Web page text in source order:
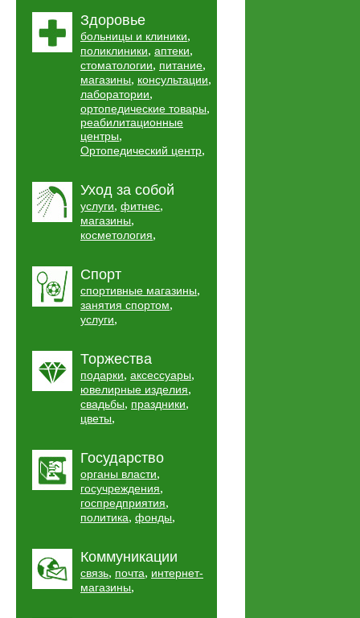
Здоровье
больницы и клиники,
поликлиники, аптеки,
стоматологии, питание,
магазины, консультации,
лаборатории,
ортопедические товары,
реабилитационные
центры,
Ортопедический центр,
Уход за собой
услуги, фитнес,
магазины,
косметология,
Спорт
спортивные магазины,
занятия спортом,
услуги,
Торжества
подарки, аксессуары,
ювелирные изделия,
свадьбы, праздники,
цветы,
Государство
органы власти,
госучреждения,
госпредприятия,
политика, фонды,
Коммуникации
связь, почта, интернет-
магазины,